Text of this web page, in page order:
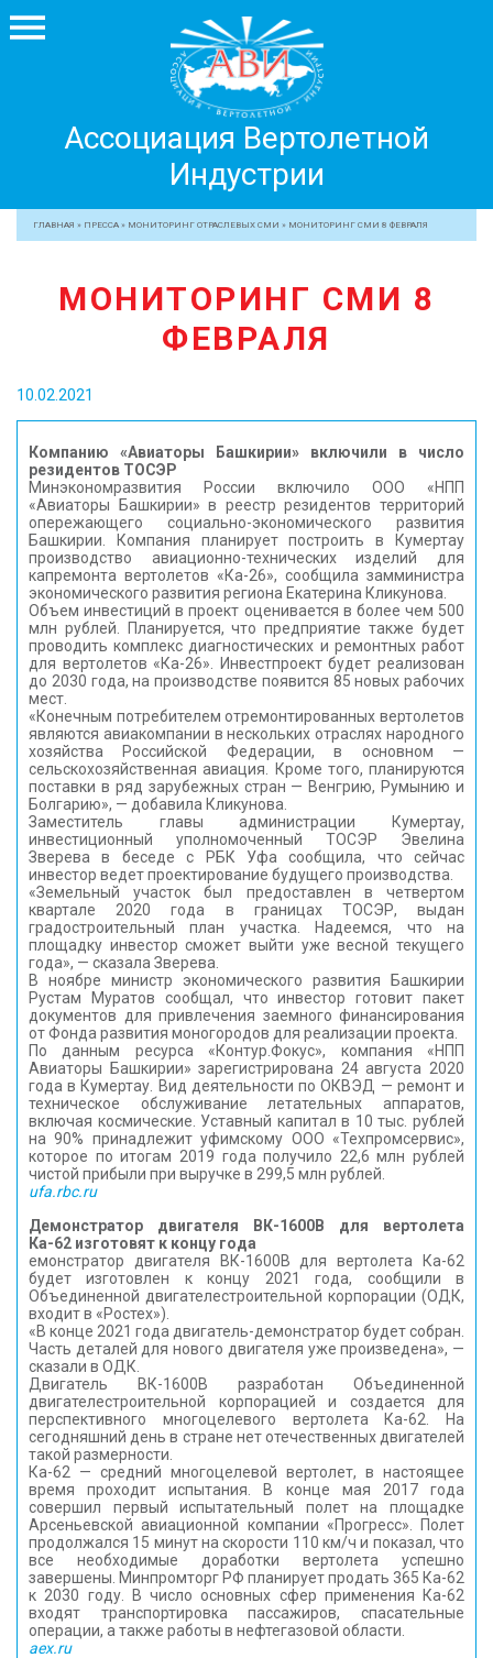
Ассоциация Вертолетной
Индустрии
Вертолетной
Индустрии
+7 499 755 99 29
ЧЛЕНЫ АВИ
МЕРОПРИЯТИЯ
ЖУРНАЛ
ПРЕССА
МЕДИА
КОНТАКТЫ
ГЛАВНАЯ » ПРЕССА » МОНИТОРИНГ ОТРАСЛЕВЫХ СМИ » МОНИТОРИНГ СМИ 8 ФЕВРАЛЯ
МОНИТОРИНГ СМИ 8
ФЕВРАЛЯ
10.02.2021
Компанию «Авиаторы Башкирии» включили в число
резидентов ТОСЭР
Минэкономразвития России включило ООО «НПП
«Авиаторы Башкирии» в реестр резидентов территорий
опережающего социально-экономического развития
Башкирии. Компания планирует построить в Кумертау
производство авиационно-технических изделий для
капремонта вертолетов «Ка-26», сообщила замминистра
экономического развития региона Екатерина Кликунова.
Объем инвестиций в проект оценивается в более чем 500
млн рублей. Планируется, что предприятие также будет
проводить комплекс диагностических и ремонтных работ
для вертолетов «Ка-26». Инвестпроект будет реализован
до 2030 года, на производстве появится 85 новых рабочих
мест.
«Конечным потребителем отремонтированных вертолетов
являются авиакомпании в нескольких отраслях народного
хозяйства Российской Федерации, в основном —
сельскохозяйственная авиация. Кроме того, планируются
поставки в ряд зарубежных стран — Венгрию, Румынию и
Болгарию», — добавила Кликунова.
Заместитель главы администрации Кумертау,
инвестиционный уполномоченный ТОСЭР Эвелина
Зверева в беседе с РБК Уфа сообщила, что сейчас
инвестор ведет проектирование будущего производства.
«Земельный участок был предоставлен в четвертом
квартале 2020 года в границах ТОСЭР, выдан
градостроительный план участка. Надеемся, что на
площадку инвестор сможет выйти уже весной текущего
года», — сказала Зверева.
В ноябре министр экономического развития Башкирии
Рустам Муратов сообщал, что инвестор готовит пакет
документов для привлечения заемного финансирования
от Фонда развития моногородов для реализации проекта.
По данным ресурса «Контур.Фокус», компания «НПП
Авиаторы Башкирии» зарегистрирована 24 августа 2020
года в Кумертау. Вид деятельности по ОКВЭД — ремонт и
техническое обслуживание летательных аппаратов,
включая космические. Уставный капитал в 10 тыс. рублей
на 90% принадлежит уфимскому ООО «Техпромсервис»,
которое по итогам 2019 года получило 22,6 млн рублей
чистой прибыли при выручке в 299,5 млн рублей.
ufa.rbc.ru
Демонстратор двигателя ВК-1600В для вертолета
Ка-62 изготовят к концу года
емонстратор двигателя ВК-1600В для вертолета Ка-62
будет изготовлен к концу 2021 года, сообщили в
Объединенной двигателестроительной корпорации (ОДК,
входит в «Ростех»).
«В конце 2021 года двигатель-демонстратор будет собран.
Часть деталей для нового двигателя уже произведена», —
сказали в ОДК.
Двигатель ВК-1600В разработан Объединенной
двигателестроительной корпорацией и создается для
перспективного многоцелевого вертолета Ка-62. На
сегодняшний день в стране нет отечественных двигателей
такой размерности.
Ка-62 — средний многоцелевой вертолет, в настоящее
время проходит испытания. В конце мая 2017 года
совершил первый испытательный полет на площадке
Арсеньевской авиационной компании «Прогресс». Полет
продолжался 15 минут на скорости 110 км/ч и показал, что
все необходимые доработки вертолета успешно
завершены. Минпромторг РФ планирует продать 365 Ка-62
к 2030 году. В число основных сфер применения Ка-62
входят транспортировка пассажиров, спасательные
операции, а также работы в нефтегазовой области.
aex.ru